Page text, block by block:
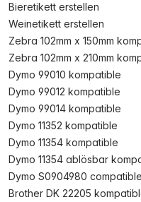
Bieretikett erstellen
Weinetikett erstellen
Zebra 102mm x 150mm
Zebra 102mm x 210mm
Dymo 99010 kompatible
Dymo 99012 kompatible
Dymo 99014 kompatible
Dymo 11352 kompatible
Dymo 11354 kompatible
Dymo 11354 ablösbar
Dymo S0904980 compatible
Brother DK 22205